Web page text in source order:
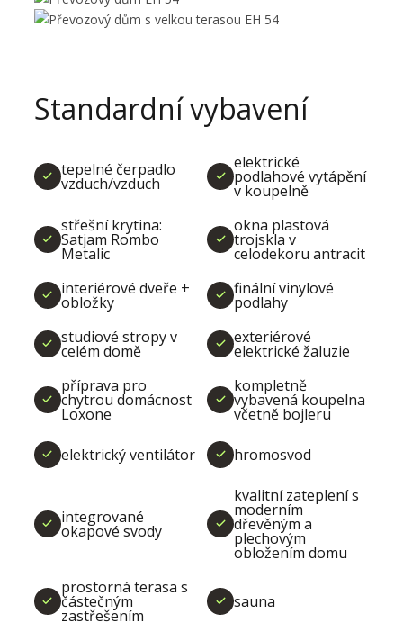
Standardní vybavení
tepelné čerpadlo
vzduch/vzduch
elektrické
podlahové vytápění
v koupelně
střešní krytina:
Satjam Rombo
Metalic
okna plastová
trojskla v
celodekoru antracit
interiérové dveře +
obložky
finální vinylové
podlahy
studiové stropy v
celém domě
exteriérové
elektrické žaluzie
příprava pro
chytrou domácnost
Loxone
kompletně
vybavená koupelna
včetně bojleru
elektrický ventilátor hromosvod
integrované
okapové svody
kvalitní zateplení s
moderním
dřevěným a
plechovým
obložením domu
prostorná terasa s
částečným
zastřešením
sauna